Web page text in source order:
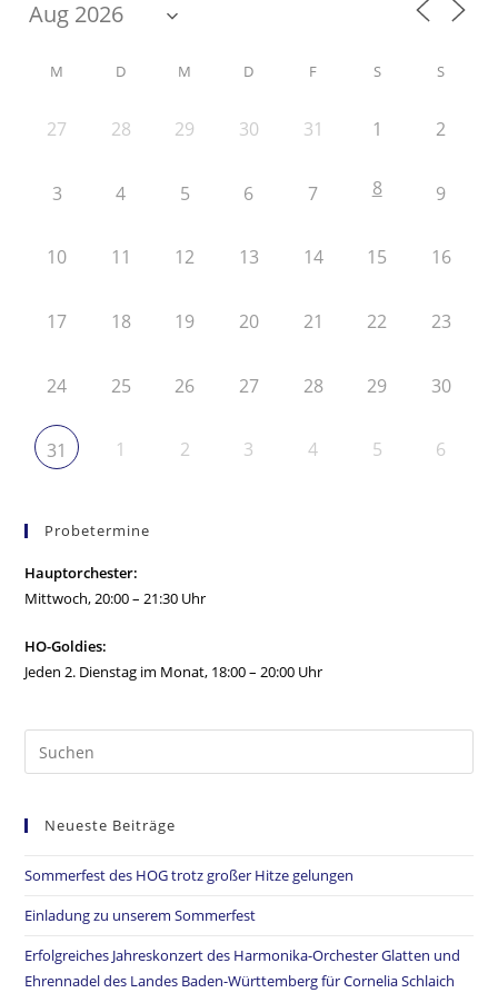
M D M D F S S
27 28 29 30 31 1 2
3 4 5 6 7 8 9
10 11 12 13 14 15 16
17 18 19 20 21 22 23
24 25 26 27 28 29 30
31 1 2 3 4 5 6
Probetermine
Hauptorchester:
Mittwoch, 20:00 – 21:30 Uhr
HO-Goldies:
Jeden 2. Dienstag im Monat, 18:00 – 20:00 Uhr
Neueste Beiträge
Sommerfest des HOG trotz großer Hitze gelungen
Einladung zu unserem Sommerfest
Erfolgreiches Jahreskonzert des Harmonika-Orchester Glatten und
Ehrennadel des Landes Baden-Württemberg für Cornelia Schlaich